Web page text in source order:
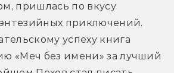
пришлась по вкусу
приключений.
успеху книга
«Меч без имени» за лучший